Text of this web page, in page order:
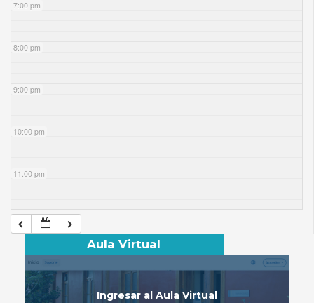
7:00 pm
8:00 pm
9:00 pm
10:00 pm
11:00 pm
Aula Virtual
Ingresar al Aula Virtual